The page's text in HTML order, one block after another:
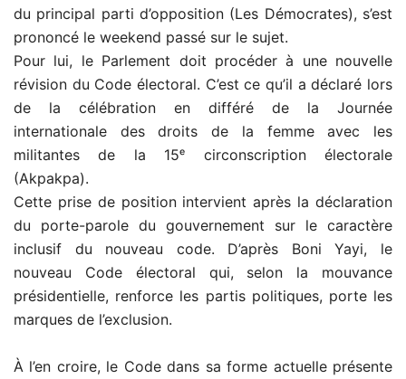
du principal parti d’opposition (Les Démocrates), s’est
prononcé le weekend passé sur le sujet.
Pour lui, le Parlement doit procéder à une nouvelle
révision du Code électoral. C’est ce qu’il a déclaré lors
de la célébration en différé de la Journée
internationale des droits de la femme avec les
militantes de la 15ᵉ circonscription électorale
(Akpakpa).
Cette prise de position intervient après la déclaration
du porte-parole du gouvernement sur le caractère
inclusif du nouveau code. D’après Boni Yayi, le
nouveau Code électoral qui, selon la mouvance
présidentielle, renforce les partis politiques, porte les
marques de l’exclusion.
À l’en croire, le Code dans sa forme actuelle présente